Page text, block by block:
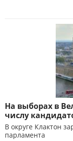
На выборах в
числу
В округе Клактон
парламента